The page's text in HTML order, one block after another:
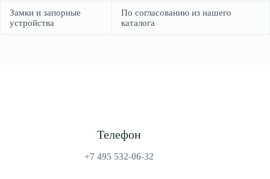
Замки и запорные
устройства
По согласованию из нашего
каталога
Телефон
+7 495 532-06-32